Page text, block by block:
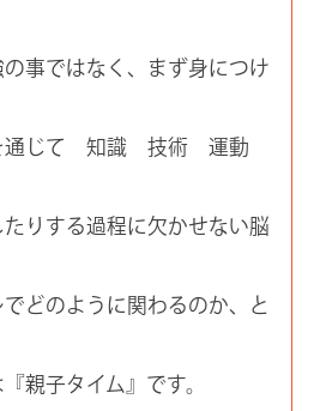
事ではなく、まず身につけ
じて 知識 技術 運動
りする過程に欠かせない脳
どのように関わるのか、と
親子タイム』です。